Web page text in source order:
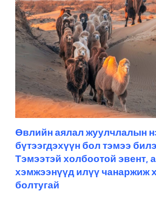
Өвлийн аялал жуулчлалын
бүтээгдэхүүн бол тэмээ
Тэмээтэй холбоотой эвент,
хэмжээнүүд илүү чанаржиж
болтугай